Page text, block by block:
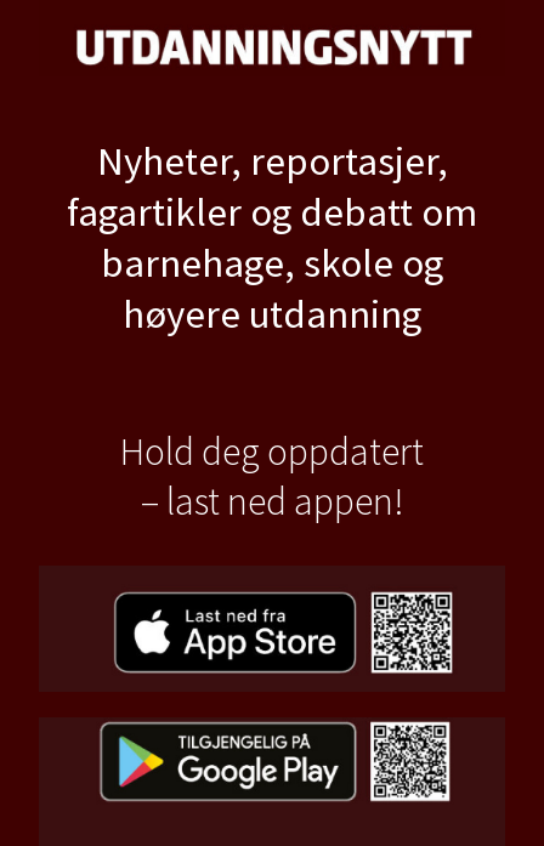
Nyheter, reportasjer,
fagartikler og debatt om
barnehage, skole og
høyere utdanning
Hold deg oppdatert
– last ned appen!